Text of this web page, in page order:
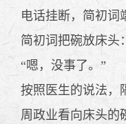
电话挂断，简初词
简初词把碗放床头
“嗯，没事了。”
按照医生的说法，
周政业看向床头的